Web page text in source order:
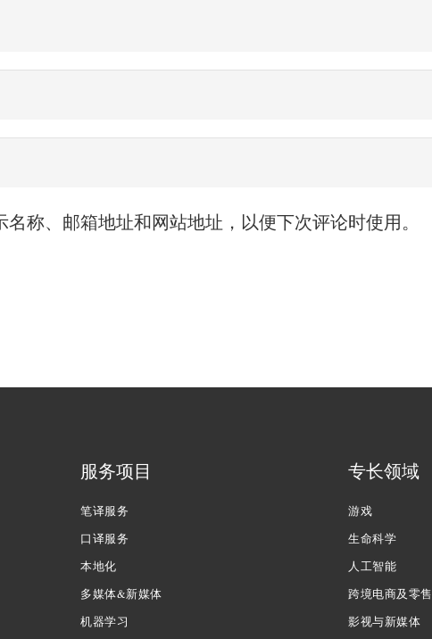
称、邮箱地址和网站地址，以便下次评论时使用。
服务项目
笔译服务
口译服务
本地化
多媒体&新媒体
机器学习
专长领域
游戏
生命科学
人工智能
跨境电商及零售
影视与新媒体